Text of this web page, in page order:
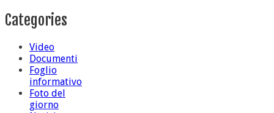
Categories
Video
Documenti
Foglio
informativo
Foto del
giorno